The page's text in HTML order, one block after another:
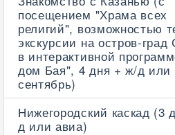
посещением "Храма всех
религий", возможностью
экскурсии на остров-
в интерактивной
дом Бая", 4 дня + ж/д или
сентябрь)
Нижегородский каскад (3
д или авиа)